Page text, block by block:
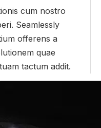
cum nostro
Seamlessly
offerens a
quae
tactum addit.